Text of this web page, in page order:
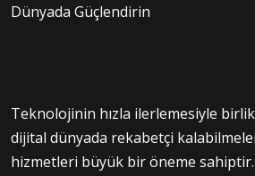
Dünyada Güçlendirin
Teknolojinin hızla ilerlemesiyle
dijital dünyada rekabetçi
hizmetleri büyük bir öneme